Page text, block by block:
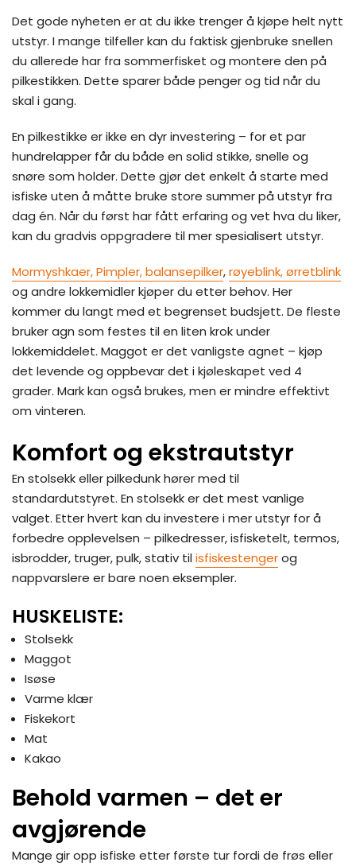
Det gode nyheten er at du ikke trenger å kjøpe helt nytt
utstyr. I mange tilfeller kan du faktisk gjenbruke snellen
du allerede har fra sommerfisket og montere den på
pilkestikken. Dette sparer både penger og tid når du
skal i gang.
En pilkestikke er ikke en dyr investering – for et par
hundrelapper får du både en solid stikke, snelle og
snøre som holder. Dette gjør det enkelt å starte med
isfiske uten å måtte bruke store summer på utstyr fra
dag én. Når du først har fått erfaring og vet hva du liker,
kan du gradvis oppgradere til mer spesialisert utstyr.
Mormyshkaer, Pimpler, balansepilker,røyeblink, ørretblink
og andre lokkemidler kjøper du etter behov. Her
kommer du langt med et begrenset budsjett. De fleste
bruker agn som festes til en liten krok under
lokkemiddelet. Maggot er det vanligste agnet – kjøp
det levende og oppbevar det i kjøleskapet ved 4
grader. Mark kan også brukes, men er mindre effektivt
om vinteren.
Komfort og ekstrautstyr
En stolsekk eller pilkedunk hører med til
standardutstyret. En stolsekk er det mest vanlige
valget. Etter hvert kan du investere i mer utstyr for å
forbedre opplevelsen – pilkedresser, isfisketelt, termos,
isbrodder, truger, pulk, stativ tilisfiskestengerog
nappvarslere er bare noen eksempler.
HUSKELISTE:
Stolsekk
Maggot
Isøse
Varme klær
Fiskekort
Mat
Kakao
Behold varmen – det er
avgjørende
Mange gir opp isfiske etter første tur fordi de frøs eller